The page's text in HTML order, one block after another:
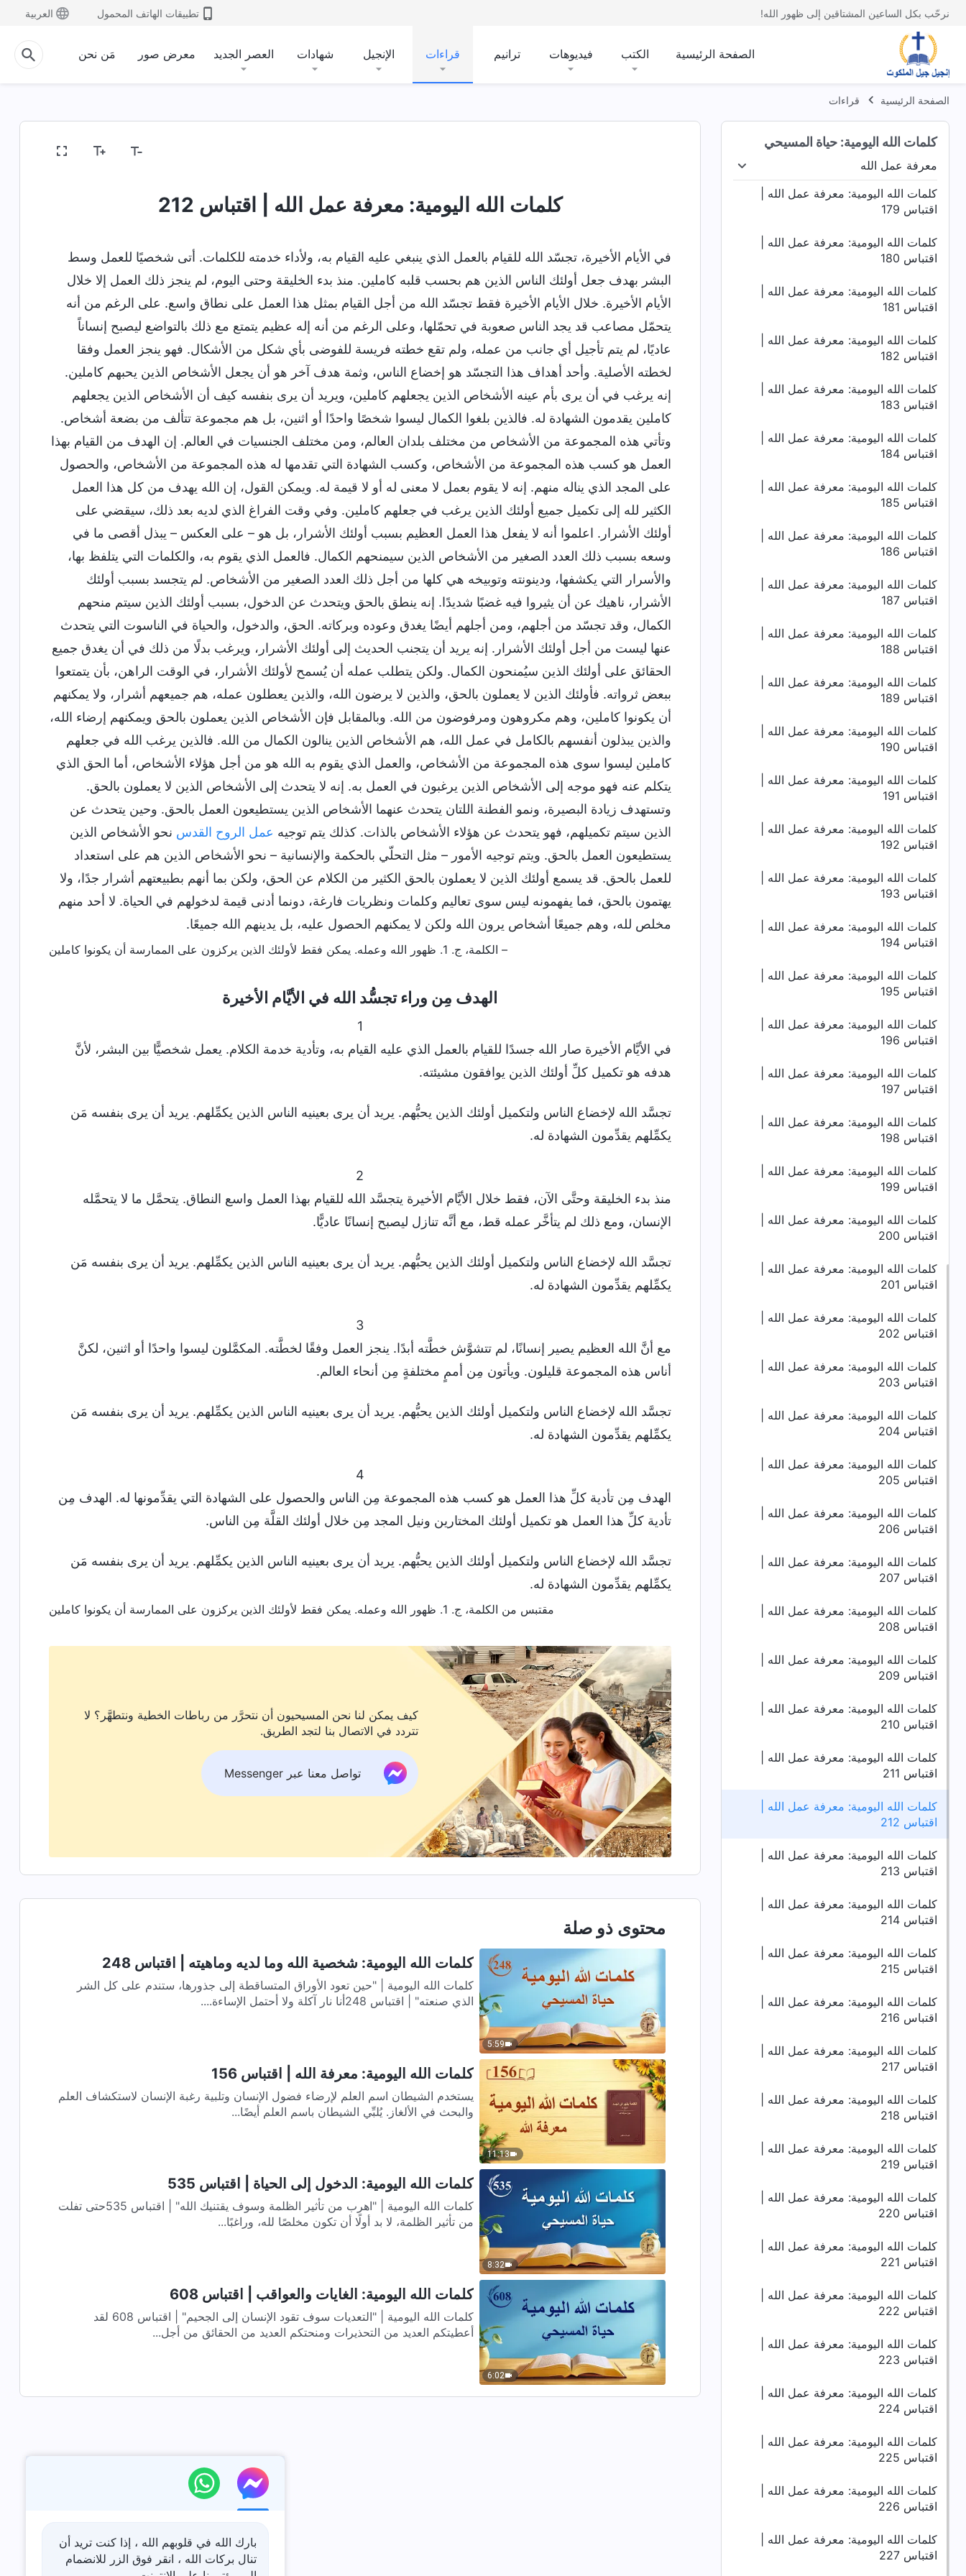
نرحّب بكل الساعين المشتاقين إلى ظهور الله! تطبيقات الهاتف المحمول العربية
الصفحة الرئيسية الكتب فيديوهات ترانيم قراءات الإنجيل شهادات العصر الجديد معرض صور مَن نحن
الصفحة الرئيسية قراءات
كلمات الله اليومية: حياة المسيحي
معرفة عمل الله
التجسُّد معرفة عمل الله شخصية الله وما لديه وماهيته
اقتباس 175
كلمات الله اليومية: معرفة عمل الله |
اقتباس 176
كلمات الله اليومية: معرفة عمل الله |
اقتباس 177
كلمات الله اليومية: معرفة عمل الله |
اقتباس 178
كلمات الله اليومية: معرفة عمل الله |
اقتباس 179
كلمات الله اليومية: معرفة عمل الله |
اقتباس 180
كلمات الله اليومية: معرفة عمل الله |
اقتباس 181
كلمات الله اليومية: معرفة عمل الله |
اقتباس 182
كلمات الله اليومية: معرفة عمل الله |
اقتباس 183
كلمات الله اليومية: معرفة عمل الله |
اقتباس 184
كلمات الله اليومية: معرفة عمل الله |
اقتباس 185
كلمات الله اليومية: معرفة عمل الله |
اقتباس 186
كلمات الله اليومية: معرفة عمل الله |
اقتباس 187
كلمات الله اليومية: معرفة عمل الله |
اقتباس 188
كلمات الله اليومية: معرفة عمل الله |
اقتباس 189
كلمات الله اليومية: معرفة عمل الله |
اقتباس 190
كلمات الله اليومية: معرفة عمل الله |
اقتباس 191
كلمات الله اليومية: معرفة عمل الله |
اقتباس 192
كلمات الله اليومية: معرفة عمل الله |
اقتباس 193
كلمات الله اليومية: معرفة عمل الله |
اقتباس 194
كلمات الله اليومية: معرفة عمل الله |
اقتباس 195
كلمات الله اليومية: معرفة عمل الله |
اقتباس 196
كلمات الله اليومية: معرفة عمل الله |
اقتباس 197
كلمات الله اليومية: معرفة عمل الله |
اقتباس 198
كلمات الله اليومية: معرفة عمل الله |
اقتباس 199
كلمات الله اليومية: معرفة عمل الله |
اقتباس 200
كلمات الله اليومية: معرفة عمل الله |
اقتباس 201
كلمات الله اليومية: معرفة عمل الله |
اقتباس 202
كلمات الله اليومية: معرفة عمل الله |
اقتباس 203
كلمات الله اليومية: معرفة عمل الله |
اقتباس 204
كلمات الله اليومية: معرفة عمل الله |
اقتباس 205
كلمات الله اليومية: معرفة عمل الله |
اقتباس 206
كلمات الله اليومية: معرفة عمل الله |
اقتباس 207
كلمات الله اليومية: معرفة عمل الله |
اقتباس 208
كلمات الله اليومية: معرفة عمل الله |
اقتباس 209
كلمات الله اليومية: معرفة عمل الله |
اقتباس 210
كلمات الله اليومية: معرفة عمل الله |
اقتباس 211
كلمات الله اليومية: معرفة عمل الله |
اقتباس 212
كلمات الله اليومية: معرفة عمل الله |
اقتباس 213
كلمات الله اليومية: معرفة عمل الله |
اقتباس 214
كلمات الله اليومية: معرفة عمل الله |
اقتباس 215
كلمات الله اليومية: معرفة عمل الله |
اقتباس 216
كلمات الله اليومية: معرفة عمل الله |
اقتباس 217
كلمات الله اليومية: معرفة عمل الله |
اقتباس 218
كلمات الله اليومية: معرفة عمل الله |
اقتباس 219
كلمات الله اليومية: معرفة عمل الله |
اقتباس 220
كلمات الله اليومية: معرفة عمل الله |
اقتباس 221
كلمات الله اليومية: معرفة عمل الله |
اقتباس 222
كلمات الله اليومية: معرفة عمل الله |
اقتباس 223
كلمات الله اليومية: معرفة عمل الله |
اقتباس 224
كلمات الله اليومية: معرفة عمل الله |
اقتباس 225
كلمات الله اليومية: معرفة عمل الله |
اقتباس 226
كلمات الله اليومية: معرفة عمل الله |
اقتباس 227
كلمات الله اليومية: معرفة عمل الله | اقتباس 212
في الأيام الأخيرة، تجسّد الله للقيام بالعمل الذي ينبغي عليه القيام به، ولأداء خدمته للكلمات. أتى شخصيًا للعمل وسط
البشر بهدف جعل أولئك الناس الذين هم بحسب قلبه كاملين. منذ بدء الخليقة وحتى اليوم، لم ينجز ذلك العمل إلا خلال
الأيام الأخيرة. خلال الأيام الأخيرة فقط تجسّد الله من أجل القيام بمثل هذا العمل على نطاق واسع. على الرغم من أنه
يتحمّل مصاعب قد يجد الناس صعوبة في تحمّلها، وعلى الرغم من أنه إله عظيم يتمتع مع ذلك بالتواضع ليصبح إنساناً
عاديًا، لم يتم تأجيل أي جانب من عمله، ولم تقع خطته فريسة للفوضى بأي شكل من الأشكال. فهو ينجز العمل وفقا
لخطته الأصلية. وأحد أهداف هذا التجسّد هو إخضاع الناس، وثمة هدف آخر هو أن يجعل الأشخاص الذين يحبهم كاملين.
إنه يرغب في أن يرى بأم عينه الأشخاص الذين يجعلهم كاملين، ويريد أن يرى بنفسه كيف أن الأشخاص الذين يجعلهم
كاملين يقدمون الشهادة له. فالذين بلغوا الكمال ليسوا شخصًا واحدًا أو اثنين، بل هم مجموعة تتألف من بضعة أشخاص.
وتأتي هذه المجموعة من الأشخاص من مختلف بلدان العالم، ومن مختلف الجنسيات في العالم. إن الهدف من القيام بهذا
العمل هو كسب هذه المجموعة من الأشخاص، وكسب الشهادة التي تقدمها له هذه المجموعة من الأشخاص، والحصول
على المجد الذي يناله منهم. إنه لا يقوم بعمل لا معنى له أو لا قيمة له. ويمكن القول، إن الله يهدف من كل هذا العمل
الكثير لله إلى تكميل جميع أولئك الذين يرغب في جعلهم كاملين. وفي وقت الفراغ الذي لديه بعد ذلك، سيقضي على
أولئك الأشرار. اعلموا أنه لا يفعل هذا العمل العظيم بسبب أولئك الأشرار، بل هو – على العكس – يبذل أقصى ما في
وسعه بسبب ذلك العدد الصغير من الأشخاص الذين سيمنحهم الكمال. فالعمل الذي يقوم به، والكلمات التي يتلفظ بها،
والأسرار التي يكشفها، ودينونته وتوبيخه هي كلها من أجل ذلك العدد الصغير من الأشخاص. لم يتجسد بسبب أولئك
الأشرار، ناهيك عن أن يثيروا فيه غضبًا شديدًا. إنه ينطق بالحق ويتحدث عن الدخول، بسبب أولئك الذين سيتم منحهم
الكمال، وقد تجسّد من أجلهم، ومن أجلهم أيضًا يغدق وعوده وبركاته. الحق، والدخول، والحياة في الناسوت التي يتحدث
عنها ليست من أجل أولئك الأشرار. إنه يريد أن يتجنب الحديث إلى أولئك الأشرار، ويرغب بدلًا من ذلك في أن يغدق جميع
الحقائق على أولئك الذين سيُمنحون الكمال. ولكن يتطلب عمله أن يُسمح لأولئك الأشرار، في الوقت الراهن، بأن يتمتعوا
ببعض ثرواته. فأولئك الذين لا يعملون بالحق، والذين لا يرضون الله، والذين يعطلون عمله، هم جميعهم أشرار، ولا يمكنهم
أن يكونوا كاملين، وهم مكروهون ومرفوضون من الله. وبالمقابل فإن الأشخاص الذين يعملون بالحق ويمكنهم إرضاء الله،
والذين يبذلون أنفسهم بالكامل في عمل الله، هم الأشخاص الذين ينالون الكمال من الله. فالذين يرغب الله في جعلهم
كاملين ليسوا سوى هذه المجموعة من الأشخاص، والعمل الذي يقوم به الله هو من أجل هؤلاء الأشخاص، أما الحق الذي
يتكلم عنه فهو موجه إلى الأشخاص الذين يرغبون في العمل به. إنه لا يتحدث إلى الأشخاص الذين لا يعملون بالحق.
وتستهدف زيادة البصيرة، ونمو الفطنة اللتان يتحدث عنهما الأشخاص الذين يستطيعون العمل بالحق. وحين يتحدث عن
الذين سيتم تكميلهم، فهو يتحدث عن هؤلاء الأشخاص بالذات. كذلك يتم توجيه عمل الروح القدس نحو الأشخاص الذين
يستطيعون العمل بالحق. ويتم توجيه الأمور – مثل التحلّي بالحكمة والإنسانية – نحو الأشخاص الذين هم على استعداد
للعمل بالحق. قد يسمع أولئك الذين لا يعملون بالحق الكثير من الكلام عن الحق، ولكن بما أنهم بطبيعتهم أشرار جدًا، ولا
يهتمون بالحق، فما يفهمونه ليس سوى تعاليم وكلمات ونظريات فارغة، دونما أدنى قيمة لدخولهم في الحياة. لا أحد منهم
مخلص لله، وهم جميعًا أشخاص يرون الله ولكن لا يمكنهم الحصول عليه، بل يدينهم الله جميعًا.
– الكلمة، ج. 1. ظهور الله وعمله. يمكن فقط لأولئك الذين يركزون على الممارسة أن يكونوا كاملين
الهدف مِن وراء تجسُّد الله في الأيَّام الأخيرة
1
في الأيَّام الأخيرة صار الله جسدًا للقيام بالعمل الذي عليه القيام به، وتأدية خدمة الكلام. يعمل شخصيًّا بين البشر، لأنَّ
هدفه هو تكميل كلِّ أولئك الذين يوافقون مشيئته.
تجسَّد الله لإخضاع الناس ولتكميل أولئك الذين يحبُّهم. يريد أن يرى بعينيه الناس الذين يكمِّلهم. يريد أن يرى بنفسه مَن
يكمِّلهم يقدِّمون الشهادة له.
2
منذ بدء الخليقة وحتَّى الآن، فقط خلال الأيَّام الأخيرة يتجسَّد الله للقيام بهذا العمل واسع النطاق‎. يتحمَّل ما لا يتحمَّله
الإنسان، ومع ذلك لم يتأخَّر عمله قط، مع أنَّه تنازل ليصبح إنسانًا عاديًّا.
تجسَّد الله لإخضاع الناس ولتكميل أولئك الذين يحبُّهم. يريد أن يرى بعينيه الناس الذين يكمِّلهم. يريد أن يرى بنفسه مَن
يكمِّلهم يقدِّمون الشهادة له.
3
مع أنَّ الله العظيم يصير إنسانًا، لم تتشوَّش خطَّته أبدًا. ينجز العمل وفقًا لخطَّته. المكمَّلون ليسوا واحدًا أو اثنين، لكنَّ
أناس هذه المجموعة قليلون. ويأتون مِن أممٍ مختلفةٍ مِن أنحاء العالم.
تجسَّد الله لإخضاع الناس ولتكميل أولئك الذين يحبُّهم. يريد أن يرى بعينيه الناس الذين يكمِّلهم. يريد أن يرى بنفسه مَن
يكمِّلهم يقدِّمون الشهادة له.
4
الهدف مِن تأدية كلِّ هذا العمل هو كسب هذه المجموعة مِن الناس والحصول على الشهادة التي يقدِّمونها له. الهدف مِن
تأدية كلِّ هذا العمل هو تكميل أولئك المختارين ونيل المجد مِن خلال أولئك القلَّة مِن الناس.
تجسَّد الله لإخضاع الناس ولتكميل أولئك الذين يحبُّهم. يريد أن يرى بعينيه الناس الذين يكمِّلهم. يريد أن يرى بنفسه مَن
يكمِّلهم يقدِّمون الشهادة له.
مقتبس من الكلمة، ج. 1. ظهور الله وعمله. يمكن فقط لأولئك الذين يركزون على الممارسة أن يكونوا كاملين
كيف يمكن لنا نحن المسيحيون أن نتحرَّر من رباطات الخطية ونتطهَّر؟ لا
تتردد في الاتصال بنا لتجد الطريق.
تواصل معنا عبر Messenger
محتوى ذو صلة
5:59
كلمات الله اليومية: شخصية الله وما لديه وماهيته | اقتباس 248
كلمات الله اليومية | "حين تعود الأوراق المتساقطة إلى جذورها، ستندم على كل الشر
الذي صنعته" | اقتباس 248أنا نار آكلة ولا أحتمل الإساءة....
11:13
كلمات الله اليومية: معرفة الله | اقتباس 156
يستخدم الشيطان اسم العلم لإرضاء فضول الإنسان وتلبية رغبة الإنسان لاستكشاف العلم
والبحث في الألغاز. يُلبِّي الشيطان باسم العلم أيضًا...
8:32
كلمات الله اليومية: الدخول إلى الحياة | اقتباس 535
كلمات الله اليومية | "اهرب من تأثير الظلمة وسوف يقتنيك الله" | اقتباس 535حتى تفلت
من تأثير الظلمة، لا بد أولًا أن تكون مخلصًا لله، وراغبًا...
6:02
كلمات الله اليومية: الغايات والعواقب | اقتباس 608
كلمات الله اليومية | "التعديات سوف تقود الإنسان إلى الجحيم" | اقتباس 608 لقد
أعطيتكم العديد من التحذيرات ومنحتكم العديد من الحقائق من أجل...
بارك الله في قلوبهم الله ، إذا كنت تريد أن
تنال بركات الله ، انقر فوق الزر للانضمام